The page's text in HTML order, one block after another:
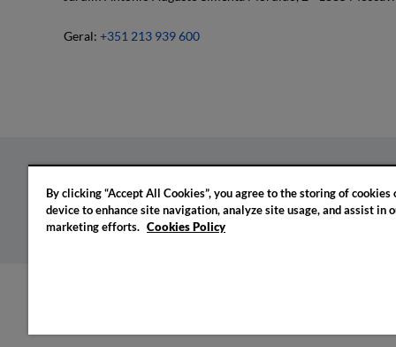
Geral: +351 213 939 600
Política de privacidade Política de cookies
By clicking “Accept All Cookies”, you agree to the storing of cookies
device to enhance site navigation, analyze site usage, and assist in
marketing efforts. Cookies Policy